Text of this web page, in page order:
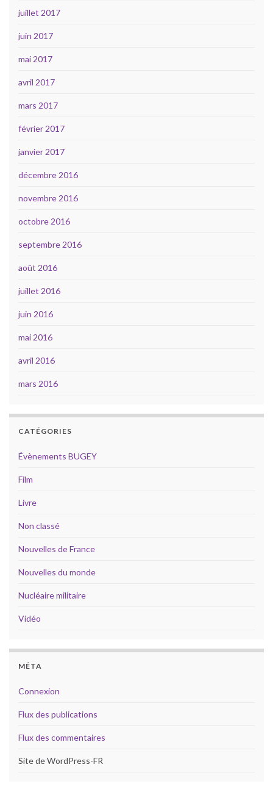
juillet 2017
juin 2017
mai 2017
avril 2017
mars 2017
février 2017
janvier 2017
décembre 2016
novembre 2016
octobre 2016
septembre 2016
août 2016
juillet 2016
juin 2016
mai 2016
avril 2016
mars 2016
CATÉGORIES
Évènements BUGEY
Film
Livre
Non classé
Nouvelles de France
Nouvelles du monde
Nucléaire militaire
Vidéo
MÉTA
Connexion
Flux des publications
Flux des commentaires
Site de WordPress-FR